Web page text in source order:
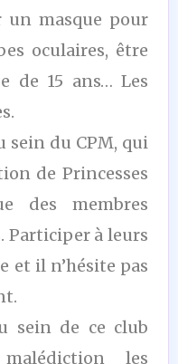
un masque pour
oculaires, être
de 15 ans… Les
sein du CPM, qui
de Princesses
des membres
Participer à leurs
et il n’hésite pas
sein de ce club
les